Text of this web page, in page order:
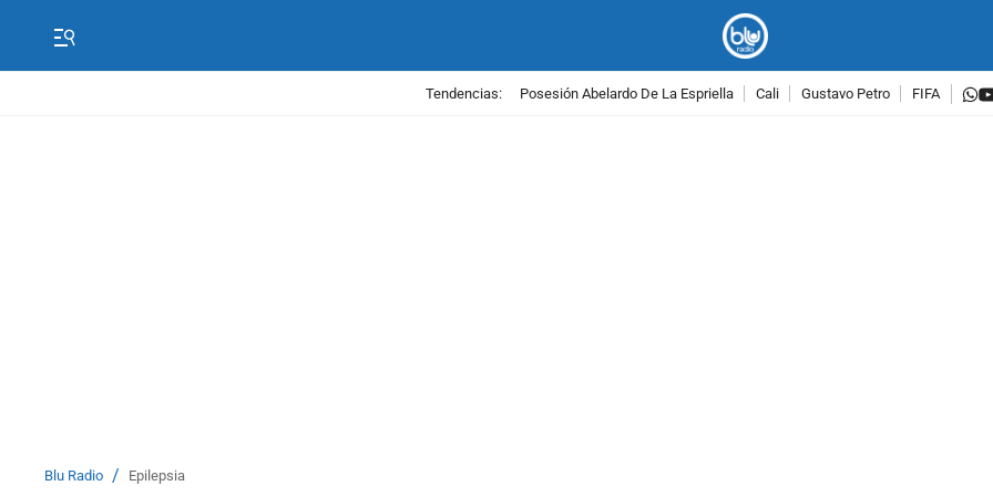
Tendencias: Posesión Abelardo De La Espriella Cali Gustavo Petro FIFA
Blu Radio / Epilepsia